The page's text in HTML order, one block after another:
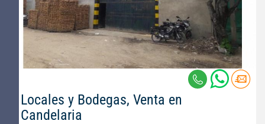
Locales y Bodegas, Venta en
Candelaria